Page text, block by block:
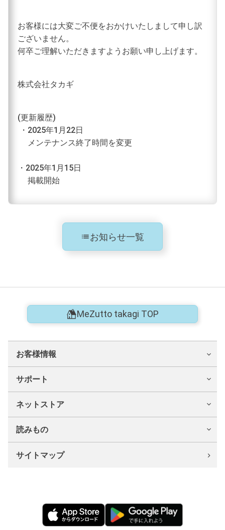
お客様には大変ご不便をおかけいたしまして申し訳
ございません。
何卒ご理解いただきますようお願い申し上げます。
株式会社タカギ
(更新履歴)
・2025年1月22日
メンテナンス終了時間を変更
・2025年1月15日
掲載開始
listお知らせ一覧
MeZutto takagi TOP
お客様情報
サポート
ネットストア
読みもの
サイトマップ